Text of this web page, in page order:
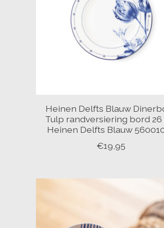
Heinen Delfts Blauw
Tulp randversiering bord 26
Heinen Delfts Blauw
€19,95